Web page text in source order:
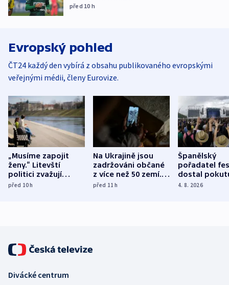
před 10 h
Evropský pohled
ČT24 každý den vybírá z obsahu publikovaného evropskými
veřejnými médii, členy Eurovize.
„Musíme zapojit
ženy.“ Litevští
politici zvažují
dohodu o
před 10h
Na Ukrajině jsou
zadržováni občané
z více než 50 zemí.
Bojovali na straně
před 11h
Španělský
pořadatel
dostal
nekalé
4. 8. 2026
Divácké centrum